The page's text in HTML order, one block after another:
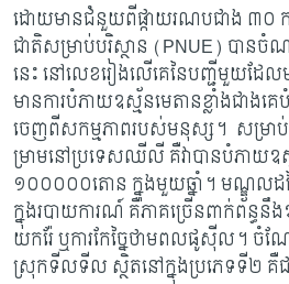
ដោយមានជំនួយពីផ្កាយរណបជាង ៣០ កម្
ជាតិ​សម្រាប់បរិស្ថាន (PNUE) បានចំណ
នេះ នៅលេខរៀងលើគេនៃបញ្ជីមួយដ
មានការបំភាយឧស្ម័នមេតានខ្លាំងជា
ចេញពីសកម្មភាពរបស់មនុស្ស។ សម្រ
ម្រាម​នៅប្រទេស​ឈីលី គឺវាបានបំភាយឧ
១០០០០០តោន ក្នុងមួយឆ្នាំ។ មណ្ឌល​
ក្នុងរបាយការណ៍ គឺភាគច្រើនពាក់ព័ន្ធនឹ
យករ៉ែ ឬ​ការ​កែច្នៃថាមពលផូស៊ីល។ ចំ
ស្រុកទីលទីល ស្ថិតនៅក្នុង​ប្រភេទទី២ គឺ